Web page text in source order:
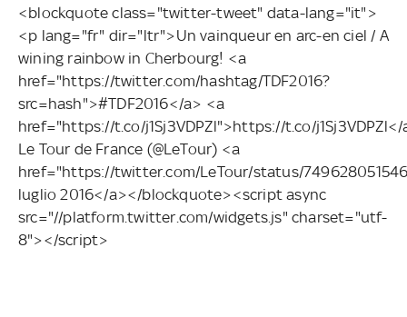
<blockquote class="twitter-tweet" data-lang="it">
<p lang="fr" dir="ltr">Un vainqueur en arc-en ciel / A
wining rainbow in Cherbourg! <a
href="https://twitter.com/hashtag/TDF2016?
src=hash">#TDF2016</a> <a
href="https://t.co/j1Sj3VDPZl">https://t.co/
Le Tour de France (@LeTour) <a
href="https://twitter.com/LeTour/status/
luglio 2016</a></blockquote><script async
src="//platform.twitter.com/widgets.js" charset="utf-
8"></script>